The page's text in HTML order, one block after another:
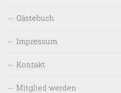
Gästebuch
Impressum
Kontakt
Mitglied werden